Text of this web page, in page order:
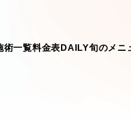
術一覧料金表DAILY旬のメニ